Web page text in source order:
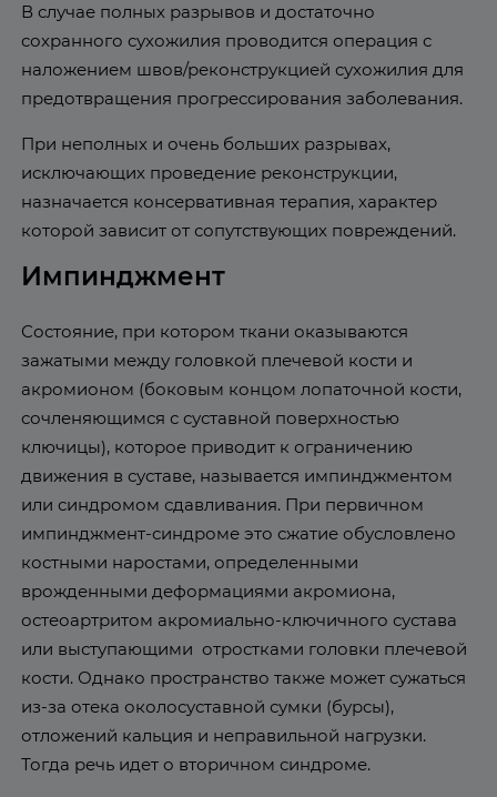
В случае полных разрывов и достаточно
сохранного сухожилия проводится операция с
наложением швов/реконструкцией сухожилия для
предотвращения прогрессирования заболевания.
При неполных и очень больших разрывах,
исключающих проведение реконструкции,
назначается консервативная терапия, характер
которой зависит от сопутствующих повреждений.
Импинджмент
Состояние, при котором ткани оказываются
зажатыми между головкой плечевой кости и
акромионом (боковым концом лопаточной кости,
сочленяющимся с суставной поверхностью
ключицы), которое приводит к ограничению
движения в суставе, называется импинджментом
или синдромом сдавливания. При первичном
импинджмент-синдроме это сжатие обусловлено
костными наростами, определенными
врожденными деформациями акромиона,
остеоартритом акромиально-ключичного сустава
или выступающими отростками головки плечевой
кости. Однако пространство также может сужаться
из-за отека околосуставной сумки (бурсы),
отложений кальция и неправильной нагрузки.
Тогда речь идет о вторичном синдроме.